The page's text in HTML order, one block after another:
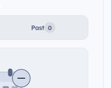
Past 0